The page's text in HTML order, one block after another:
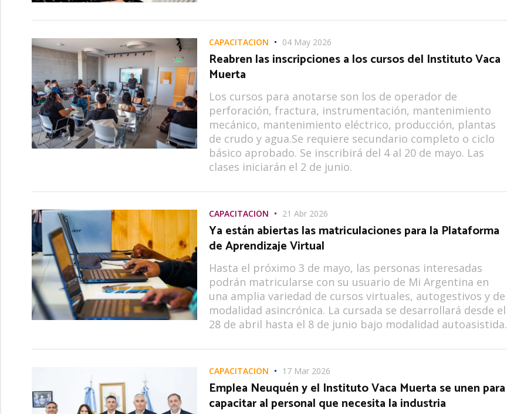
CAPACITACIÓN 04 May 2026
Reabren las inscripciones a los cursos del Instituto Vaca
Muerta
Los cursos para anotarse son los de operador de
perforación, fractura, instrumentación, mantenimiento
mecánico, mantenimiento eléctrico, producción, plantas
de crudo y agua.Se requiere secundario completo o ciclo
básico aprobado. Se inscribirá del 4 al 20 de mayo. Las
clases iniciarán el 2 de junio.
CAPACITACIÓN 21 Abr 2026
Ya están abiertas las matriculaciones para la Plataforma
de Aprendizaje Virtual
Hasta el próximo 3 de mayo, las personas interesadas
podrán matricularse con su usuario de Mi Argentina en
una amplia variedad de cursos virtuales, autogestivos y de
modalidad asincrónica. La cursada se desarrollará desde el
28 de abril hasta el 8 de junio bajo modalidad autoasistida.
CAPACITACIÓN 17 Mar 2026
Emplea Neuquén y el Instituto Vaca Muerta se unen para
capacitar al personal que necesita la industria